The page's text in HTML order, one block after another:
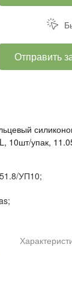
Отправить
10шт/упак,
УП10;